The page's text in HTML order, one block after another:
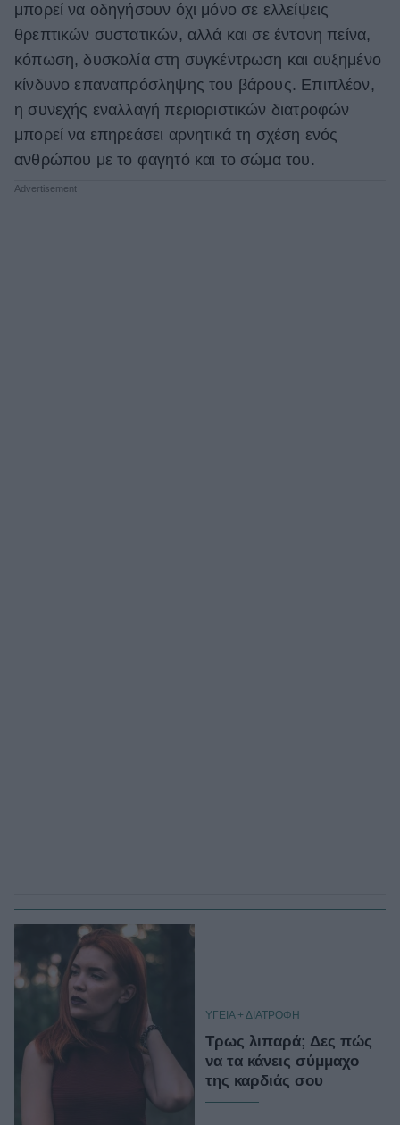
μπορεί να οδηγήσουν όχι μόνο σε ελλείψεις
θρεπτικών συστατικών, αλλά και σε έντονη πείνα,
κόπωση, δυσκολία στη συγκέντρωση και αυξημένο
κίνδυνο επαναπρόσληψης του βάρους. Επιπλέον,
η συνεχής εναλλαγή περιοριστικών διατροφών
μπορεί να επηρεάσει αρνητικά τη σχέση ενός
ανθρώπου με το φαγητό και το σώμα του.
ΥΓΕΙΑ + ΔΙΑΤΡΟΦΗ
Τρως λιπαρά; Δες πώς
να τα κάνεις σύμμαχο
της καρδιάς σου